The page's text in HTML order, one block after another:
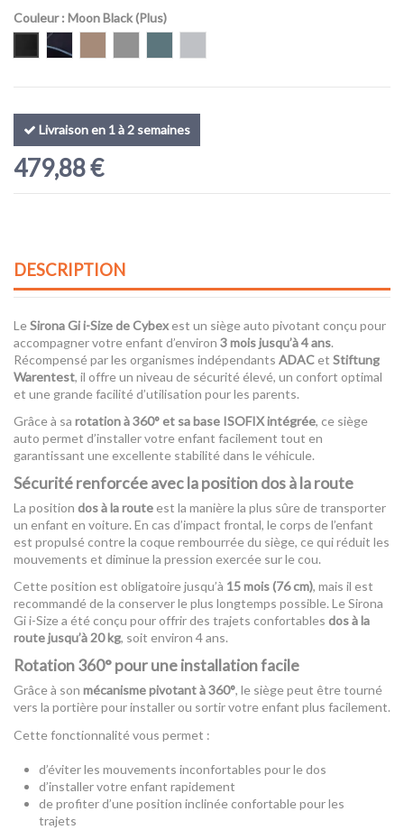
Couleur: Moon Black (Plus)
Moon Black (Plus)
Livraison en 1 à 2 semaines
479,88 €
DESCRIPTION
LeSirona Gi i-Size deCybexest un siège auto pivotant conçu pour
accompagner votre enfant d’environ 3 mois jusqu’à 4 ans.
Récompensé par les organismes indépendants ADAC et Stiftung
Warentest, il offre un niveau de sécurité élevé, un confort optimal
et une grande facilité d’utilisation pour les parents.
Grâce à sa rotation à 360° et sa base ISOFIX intégrée, ce siège
auto permet d’installer votre enfant facilement tout en
garantissant une excellente stabilité dans le véhicule.
Sécurité renforcée avec la position dos à la route
La position dos à la route est la manière la plus sûre de transporter
un enfant en voiture. En cas d’impact frontal, le corps de l’enfant
est propulsé contre la coque rembourrée du siège, ce qui réduit les
mouvements et diminue la pression exercée sur le cou.
Cette position est obligatoire jusqu’à 15 mois (76 cm), mais il est
recommandé de la conserver le plus longtemps possible. Le Sirona
Gi i-Size a été conçu pour offrir des trajets confortables dos à la
route jusqu’à 20 kg, soit environ 4 ans.
Rotation 360° pour une installation facile
Grâce à son mécanisme pivotant à 360°, le siège peut être tourné
vers la portière pour installer ou sortir votre enfant plus facilement.
Cette fonctionnalité vous permet :
d’éviter les mouvements inconfortables pour le dos
d’installer votre enfant rapidement
de profiter d’une position inclinée confortable pour les
trajets